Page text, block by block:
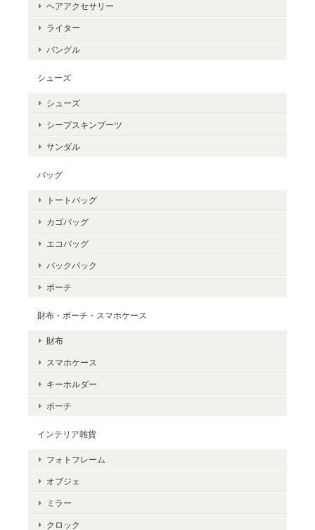
ヘアアクセサリー
ライター
バングル
シューズ
シューズ
シープスキンブーツ
サンダル
バッグ
トートバッグ
カゴバッグ
エコバッグ
バックパック
ポーチ
財布・ポーチ・スマホケース
財布
スマホケース
キーホルダー
ポーチ
インテリア雑貨
フォトフレーム
オブジェ
ミラー
クロック